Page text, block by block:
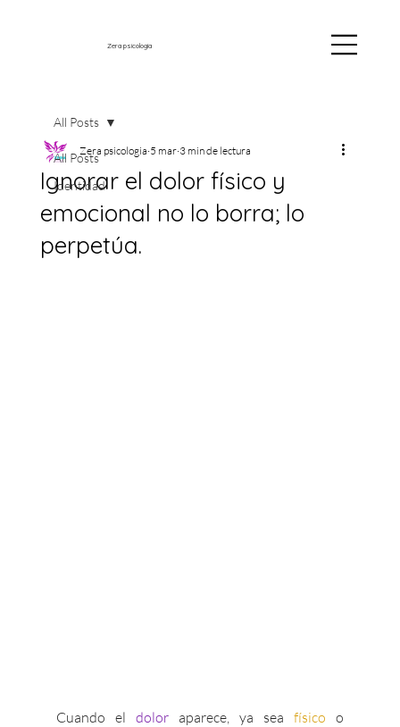
Zera psicología
All Posts
Identidad
All Posts
Ignorar el dolor físico y
emocional no lo borra; lo
perpetúa.
Zera psicologia 5 mar 3 min de lectura
Cuando el dolor aparece, ya sea físico